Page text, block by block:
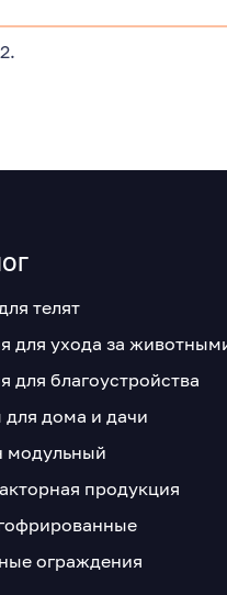
телят
для ухода за
для благоустройства
для дома и дачи
модульный
продукция
ограждения